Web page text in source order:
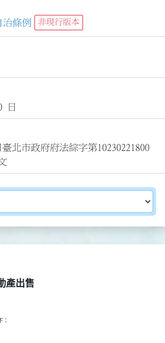
條例
非現行版本
日
北市政府府法綜字第10230221800
產出售
：